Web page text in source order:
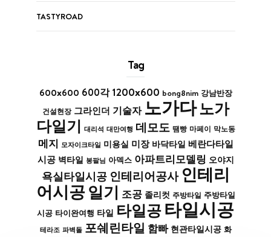
TASTYROAD
Tag
600x600 600각 1200x600 bong8nim 강남반장
건설현장 그라인더 기술자 노가다노가
다일기 대리석 대만여행 데모도 땜빵 마페이 막노동
메지 모자이크타일 미용실 미장 바닥타일 베란다타일
시공 벽타일 봉팔님 아덱스 아파트리모델링 오야지
욕실타일시공 인테리어공사 인테리
어시공 일기 조공 졸리컷 주방타일 주방타일
시공 타이완여행 타일 타일공타일시공
테라조 파벽돌 포쉐린타일 함빠 현관타일시공 화